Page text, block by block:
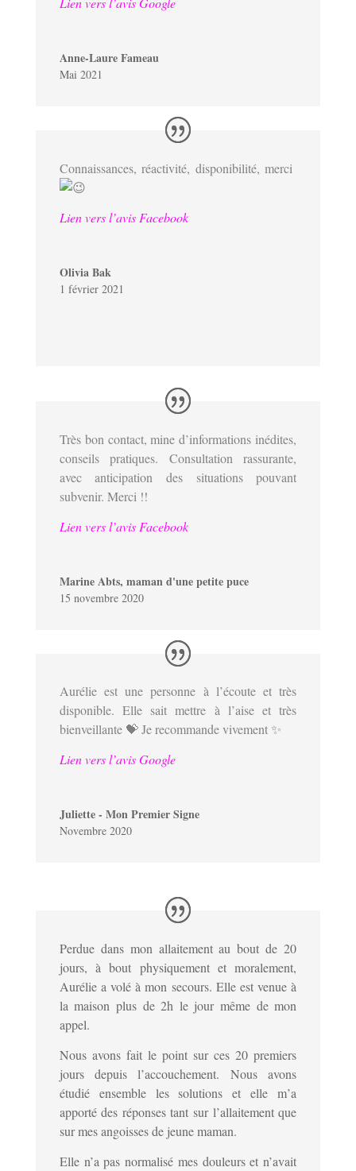
Anne-Laure Fameau
Mai 2021
Connaissances, réactivité, disponibilité, merci
Lien vers l’avis Facebook
Olivia Bak
1 février 2021
Très bon contact, mine d’informations inédites,
conseils pratiques. Consultation rassurante,
avec anticipation des situations pouvant
subvenir. Merci !!
Lien vers l’avis Facebook
Marine Abts, maman d'une petite puce
15 novembre 2020
Aurélie est une personne à l’écoute et très
disponible. Elle sait mettre à l’aise et très
bienveillante 💝 Je recommande vivement ✨
Lien vers l’avis Google
Juliette - Mon Premier Signe
Novembre 2020
Perdue dans mon allaitement au bout de 20
jours, à bout physiquement et moralement,
Aurélie a volé à mon secours. Elle est venue à
la maison plus de 2h le jour même de mon
appel.
Nous avons fait le point sur ces 20 premiers
jours depuis l’accouchement. Nous avons
étudié ensemble les solutions et elle m’a
apporté des réponses tant sur l’allaitement que
sur mes angoisses de jeune maman.
Elle n’a pas normalisé mes douleurs et n’avait